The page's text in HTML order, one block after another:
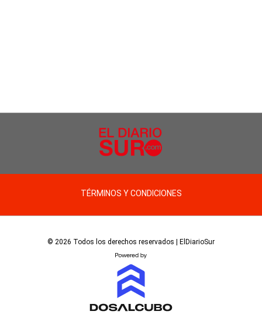
TÉRMINOS Y CONDICIONES
© 2026 Todos los derechos reservados | ElDiarioSur